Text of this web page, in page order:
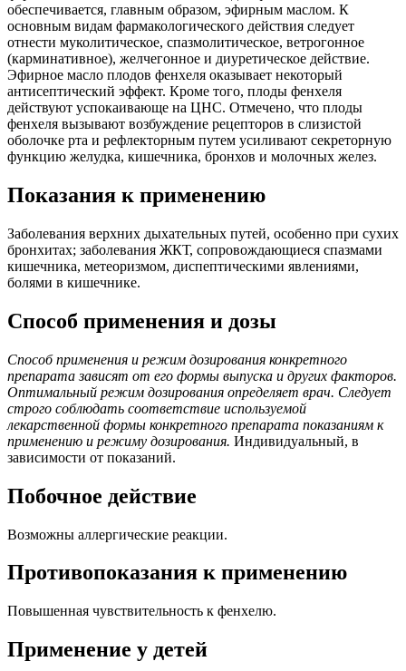
обеспечивается, главным образом, эфирным маслом. К
основным видам фармакологического действия следует
отнести муколитическое, спазмолитическое, ветрогонное
(карминативное), желчегонное и диуретическое действие.
Эфирное масло плодов фенхеля оказывает некоторый
антисептический эффект. Кроме того, плоды фенхеля
действуют успокаивающе на ЦНС. Отмечено, что плоды
фенхеля вызывают возбуждение рецепторов в слизистой
оболочке рта и рефлекторным путем усиливают секреторную
функцию желудка, кишечника, бронхов и молочных желез.
Показания к применению
Заболевания верхних дыхательных путей, особенно при сухих
бронхитах; заболевания ЖКТ, сопровождающиеся спазмами
кишечника, метеоризмом, диспептическими явлениями,
болями в кишечнике.
Способ применения и дозы
Способ применения и режим дозирования конкретного
препарата зависят от его формы выпуска и других факторов.
Оптимальный режим дозирования определяет врач. Следует
строго соблюдать соответствие используемой
лекарственной формы конкретного препарата показаниям к
применению и режиму дозирования. Индивидуальный, в
зависимости от показаний.
Побочное действие
Возможны аллергические реакции.
Противопоказания к применению
Повышенная чувствительность к фенхелю.
Применение у детей